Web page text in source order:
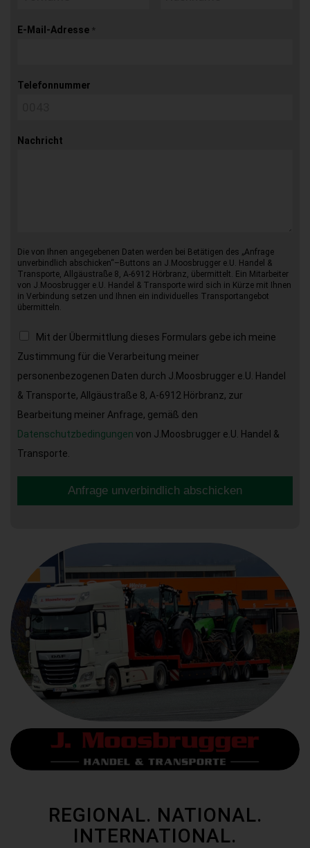
E-Mail-Adresse *
Telefonnummer
Nachricht
Die von Ihnen angegebenen Daten werden bei Betätigen des „Anfrage
unverbindlich abschicken“–Buttons an J.Moosbrugger e.U. Handel &
Transporte, Allgäustraße 8, A-6912 Hörbranz, übermittelt. Ein Mitarbeiter
von J.Moosbrugger e.U. Handel & Transporte wird sich in Kürze mit Ihnen
in Verbindung setzen und Ihnen ein individuelles Transportangebot
übermitteln.
Mit der Übermittlung dieses Formulars gebe ich meine
Zustimmung für die Verarbeitung meiner
personenbezogenen Daten durch J.Moosbrugger e.U. Handel
& Transporte, Allgäustraße 8, A-6912 Hörbranz, zur
Bearbeitung meiner Anfrage, gemäß den
Datenschutzbedingungen von J.Moosbrugger e.U. Handel &
Transporte.
Anfrage unverbindlich abschicken
REGIONAL. NATIONAL.
INTERNATIONAL.